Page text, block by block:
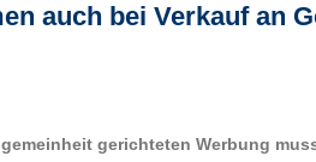
auch bei Verkauf an
gerichteten Werbung